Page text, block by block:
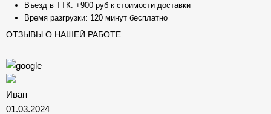
Въезд в ТТК: +900 руб к стоимости доставки
Время разгрузки: 120 минут бесплатно
ОТЗЫВЫ О НАШЕЙ РАБОТЕ
Иван
01.03.2024